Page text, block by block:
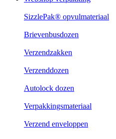
SizzlePak® opvulmateriaal
Brievenbusdozen
Verzendzakken
Verzenddozen
Autolock dozen
Verpakkingsmateriaal
Verzend enveloppen